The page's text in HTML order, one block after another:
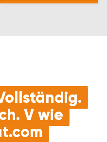
V wie